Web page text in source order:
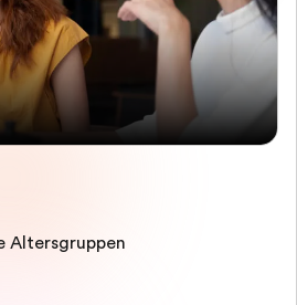
Altersgruppen